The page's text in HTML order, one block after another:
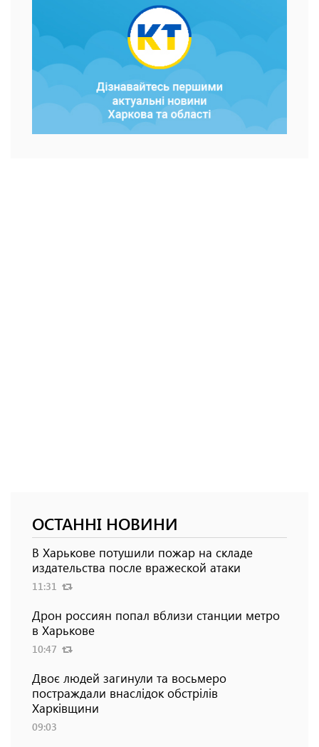
ОСТАННІ НОВИНИ
В Харькове потушили пожар на складе
издательства после вражеской атаки
11:31
Дрон россиян попал вблизи станции метро
в Харькове
10:47
Двоє людей загинули та восьмеро
постраждали внаслідок обстрілів
Харківщини
09:03